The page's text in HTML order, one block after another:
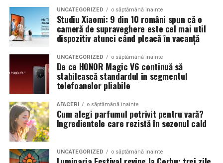
In acest context, anvelopele alese trebuie sa ofere un
echilibru intre aspect si functionalitate. Multi pasionati
opteaza pentru anvelope care arata bine la show, dar
indiferent de vreme sau sezon.
De ce conteaza tipul de anvelopa la evenimentele din
Cluj
Clujul este un oras in care vremea poate fi imprevizibila,
iar drumurile din imprejurimi includ atat zone urbane,
cat si trasee montane sau colinare. O masina pregatita
de show trebuie sa ajunga la eveniment in siguranta si
UNCATEGORIZED o săptămână inainte
Studiu Xiaomi: 9 din 10 români spun că o
cameră de supraveghere este cel mai util
dispozitiv atunci când pleacă în vacanță
UNCATEGORIZED o săptămână inainte
De ce HONOR Magic V6 continuă să
stabilească standardul în segmentul
telefoanelor pliabile
AFACERI o săptămână inainte
Cum alegi parfumul potrivit pentru vară?
Ingredientele care rezistă în sezonul cald
UNCATEGORIZED o săptămână inainte